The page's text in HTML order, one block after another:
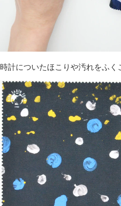
時計についたほこりや汚れをふく